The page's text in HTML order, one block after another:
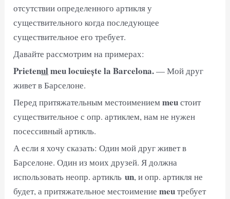
отсутствии определенного артикля у
существительного когда последующее
существительное его требует.
Давайте рассмотрим на примерах:
Prietenulmeu locuiește la Barcelona.— Мой друг
живет в Барселоне.
Перед притяжательным местоимениемmeuстоит
существительное с опр. артиклем, нам не нужен
посессивный артикль.
А если я хочу сказать: Один мой друг живет в
Барселоне. Один из моих друзей. Я должна
использовать неопр. артикльun, и опр. артикля не
будет, а притяжательное местоимениеmeuтребует